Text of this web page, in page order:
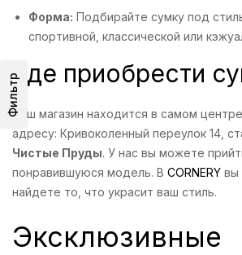
Фильтр
Форма: Подбирайте сумку под
спортивной, классической или
Где приобрести
Наш магазин находится в самом
адресу: Кривоколенный переулок 14,
Чистые Пруды. У нас вы можете
понравившуюся модель. В CORNERY вы
найдете то, что украсит ваш стиль.
Эксклюзивные